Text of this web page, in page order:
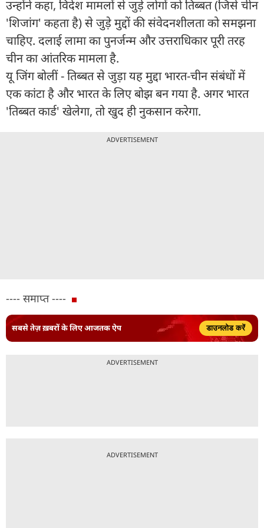
उन्होंने कहा, विदेश मामलों से जुड़े लोगों को तिब्बत (जिसे चीन
'शिजांग' कहता है) से जुड़े मुद्दों की संवेदनशीलता को समझना
चाहिए. दलाई लामा का पुनर्जन्म और उत्तराधिकार पूरी तरह
चीन का आंतरिक मामला है.
यू जिंग बोलीं - तिब्बत से जुड़ा यह मुद्दा भारत-चीन संबंधों में
एक कांटा है और भारत के लिए बोझ बन गया है. अगर भारत
'तिब्बत कार्ड' खेलेगा, तो खुद ही नुकसान करेगा.
ADVERTISEMENT
---- समाप्त ----
सबसे तेज़ ख़बरों के लिए आजतक ऐप डाउनलोड करें
ADVERTISEMENT
ADVERTISEMENT